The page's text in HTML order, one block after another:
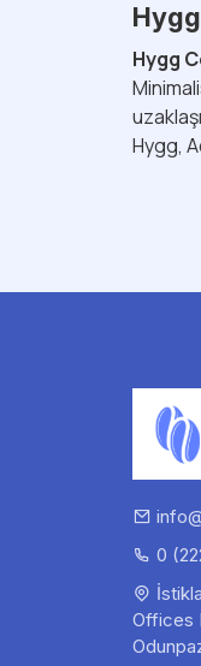
Hygg
Hygg,
0
Offices